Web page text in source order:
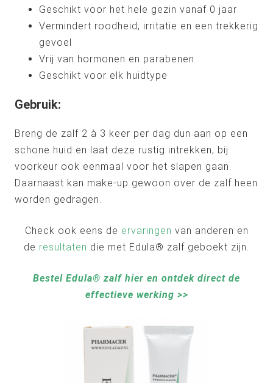
Geschikt voor het hele gezin vanaf 0 jaar
Vermindert roodheid, irritatie en een trekkerig
gevoel
Vrij van hormonen en parabenen
Geschikt voor elk huidtype
Gebruik:
Breng de zalf 2 à 3 keer per dag dun aan op een
schone huid en laat deze rustig intrekken, bij
voorkeur ook eenmaal voor het slapen gaan.
Daarnaast kan make-up gewoon over de zalf heen
worden gedragen.
Check ook eens de ervaringen van anderen en
de resultaten die met Edula® zalf geboekt zijn.
Bestel Edula® zalf hier en ontdek direct de
effectieve werking >>